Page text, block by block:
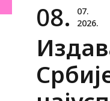
08.
07.
2026.